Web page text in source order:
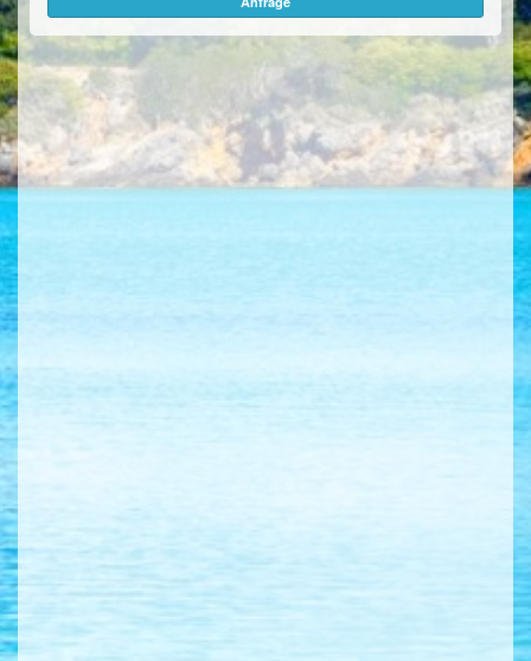
ÜBER UNS
KONTAKT/ANFRAGE
FEEDBACKS